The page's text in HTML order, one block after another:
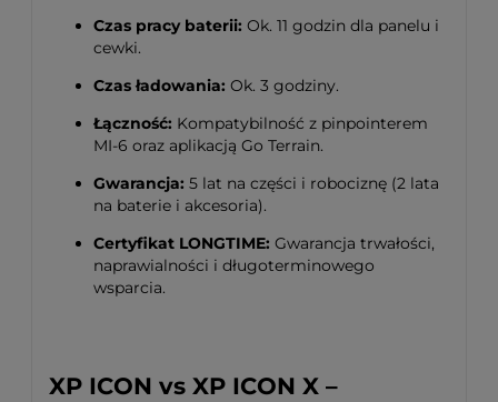
Czas pracy baterii: Ok. 11 godzin dla panelu i
cewki.
Czas ładowania: Ok. 3 godziny.
Łączność: Kompatybilność z pinpointerem
MI-6 oraz aplikacją Go Terrain.
Gwarancja: 5 lat na części i robociznę (2 lata
na baterie i akcesoria).
Certyfikat LONGTIME: Gwarancja trwałości,
naprawialności i długoterminowego
wsparcia.
XP ICON vs XP ICON X –